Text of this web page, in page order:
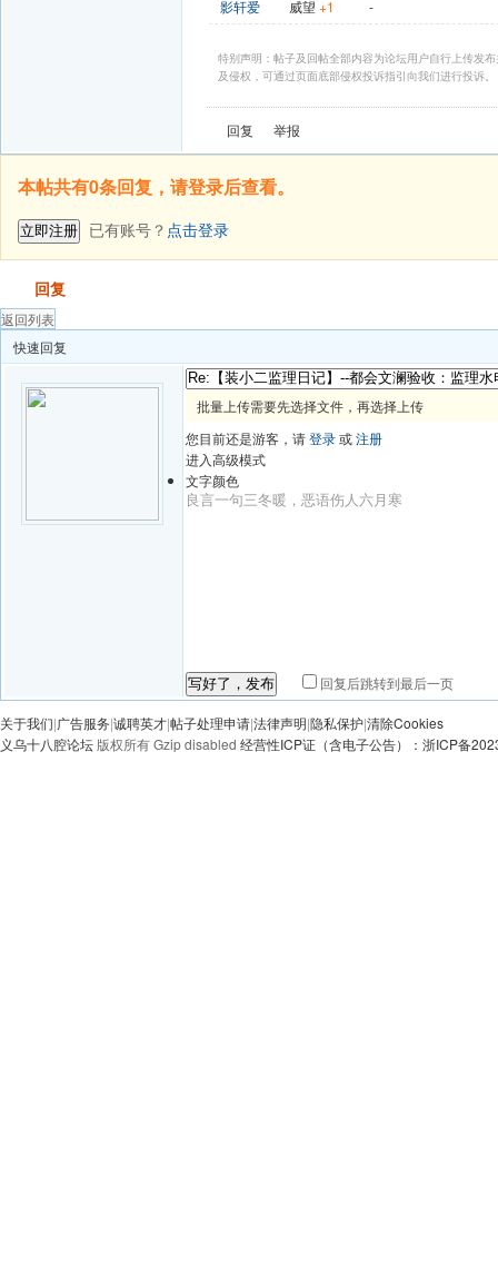
影轩爱
威望 +1 -
特别声明：帖子及回帖全部内容为论坛用户自行上传发
及侵权，可通过页面底部侵权投诉指引向我们进行投诉。
回复 举报
本帖共有0条回复，请登录后查看。
立即注册 已有账号？ 点击登录
回复
返回列表
快速回复
批量上传需要先选择文件，再选择上传
您目前还是游客，请登录或注册
进入高级模式
文字颜色
写好了，发布 回复后跳转到最后一页
关于我们|广告服务|诚聘英才|帖子处理申请|法律声明|隐私保护|清除Cookies
义乌十八腔论坛 版权所有 Gzip disabled 经营性ICP证（含电子公告）：浙ICP备